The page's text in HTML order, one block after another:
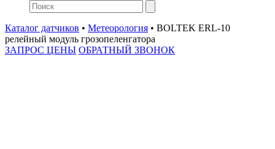
Каталог датчиков • Метеорология • BOLTEK ERL-10
релейный модуль грозопеленгатора
ЗАПРОС ЦЕНЫ ОБРАТНЫЙ ЗВОНОК